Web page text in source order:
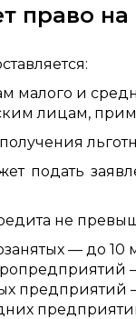
право
малого и
лицам,
подать
не
— до 10
предприятий